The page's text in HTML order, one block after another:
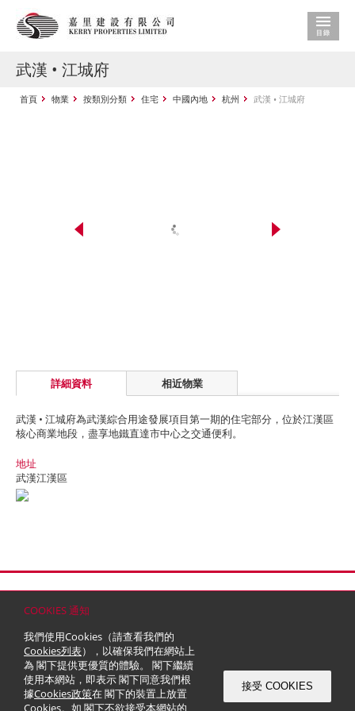
COOKIES 通知
我們使用Cookies（請查看我們的
Cookies列表），以確保我們在網站上
為 閣下提供更優質的體驗。 閣下繼續
使用本網站，即表示 閣下同意我們根
據Cookies政策在 閣下的裝置上放置
Cookies。如 閣下不欲接受本網站的
接受 COOKIES
武漢 • 江城府
首頁 物業 按類別分類 住宅 中國內地 杭州 武漢 • 江城府
詳細資料 相近物業
武漢 • 江城府為武漢綜合用途發展項目第一期的住宅部分，位於江漢區
核心商業地段，盡享地鐵直達市中心之交通便利。
地址
武漢江漢區
© 2026 嘉里建設有限公司 (於百慕達註冊成立之有限公司)